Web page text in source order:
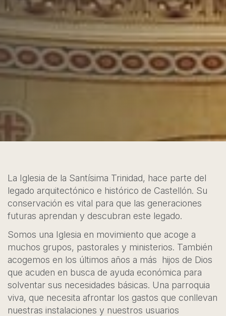
La Iglesia de la Santísima Trinidad, hace parte del
legado arquitectónico e histórico de Castellón. Su
conservación es vital para que las generaciones
futuras aprendan y descubran este legado.
Somos una Iglesia en movimiento que acoge a
muchos grupos, pastorales y ministerios. También
acogemos en los últimos años a más hijos de Dios
que acuden en busca de ayuda económica para
solventar sus necesidades básicas. Una parroquia
viva, que necesita afrontar los gastos que conllevan
nuestras instalaciones y nuestros usuarios